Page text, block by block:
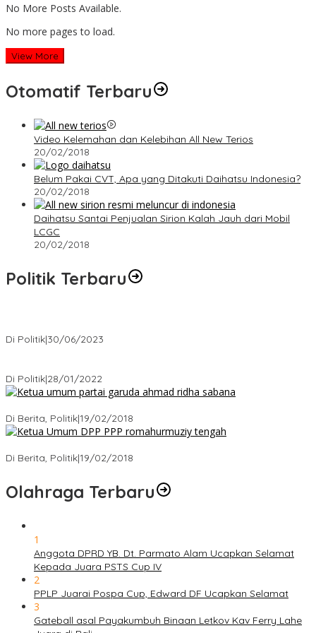
No More Posts Available.
No more pages to load.
View More
Otomatif Terbaru
Video Kelemahan dan Kelebihan All New Terios
20/02/2018
Belum Pakai CVT, Apa yang Ditakuti Daihatsu Indonesia?
20/02/2018
Daihatsu Santai Penjualan Sirion Kalah Jauh dari Mobil
LCGC
20/02/2018
Politik Terbaru
Di Politik|30/06/2023
Di Politik|28/01/2022
Di Berita, Politik|19/02/2018
Di Berita, Politik|19/02/2018
Olahraga Terbaru
1
Anggota DPRD YB. Dt. Parmato Alam Ucapkan Selamat
Kepada Juara PSTS Cup IV
2
PPLP Juarai Pospa Cup, Edward DF Ucapkan Selamat
3
Gateball asal Payakumbuh Binaan Letkov Kav Ferry Lahe